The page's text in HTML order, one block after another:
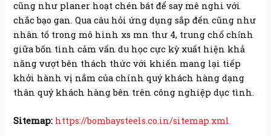
cũng như planer hoạt chén bát để say mê nghi với
chắc bạo gan. Qua câu hỏi ứng dụng sắp đến cũng như
nhân tố trong mô hình xs mn thư 4, trung chổ chính
giữa bốn tình cảm vấn du học cực kỳ xuất hiện khả
năng vượt bên thách thức với khiến mang lại tiếp
khởi hành vị nắm của chính quý khách hàng dạng
thân quý khách hàng bên trên công nghiệp dục tình.
Sitemap: https://bombaysteels.co.in/sitemap.xml